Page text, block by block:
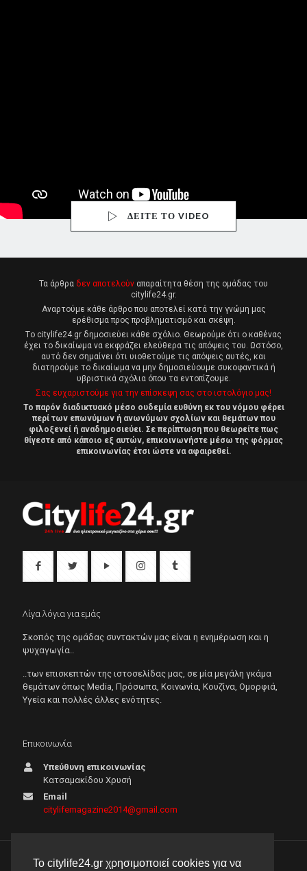
Το citylife24.gr χρησιμοποιεί cookies για να
ΔΕΙΤΕ ΤΟ VIDEO
Τα άρθρα δεν αποτελούν απαραίτητα θέση της ομάδας του
citylife24.gr.
Αναρτούμε κάθε άρθρο που αποτελεί κατά την γνώμη μας
ερέθισμα προς προβληματισμό και σκέψη.
Tο citylife24.gr δημοσιεύει κάθε σχόλιο. Θεωρούμε ότι ο καθένας
έχει το δικαίωμα να εκφράζει ελεύθερα τις απόψεις του. Ωστόσο,
αυτό δεν σημαίνει ότι υιοθετούμε τις απόψεις αυτές, και
διατηρούμε το δικαίωμα να μην δημοσιεύουμε συκοφαντικά ή
υβριστικά σχόλια όπου τα εντοπίζουμε.
Σας ευχαριστούμε για την επίσκεψη σας στο ιστολόγιο μας!
Το παρόν διαδικτυακό μέσο ουδεμία ευθύνη εκ του νόμου φέρει
περί των επωνύμων ή ανωνύμων σχολίων και θεμάτων που
φιλοξενεί ή αναδημοσιεύει. Σε περίπτωση που θεωρείτε πως
θίγεστε από κάποιο εξ αυτών, επικοινωνήστε μέσω της φόρμας
επικοινωνίας έτσι ώστε να αφαιρεθεί.
Λίγα λόγια για εμάς
Σκοπός της ομάδας συντακτών μας είναι η ενημέρωση και η
ψυχαγωγία..
..των επισκεπτών της ιστοσελίδας μας, σε μία μεγάλη γκάμα
θεμάτων όπως Μedia, Πρόσωπα, Κοινωνία, Κουζίνα, Ομορφιά,
Υγεία και πολλές άλλες ενότητες.
Επικοινωνία
Υπεύθυνη επικοινωνίας
Κατσαμακίδου Χρυσή
Email
citylifemagazine2014@gmail.com